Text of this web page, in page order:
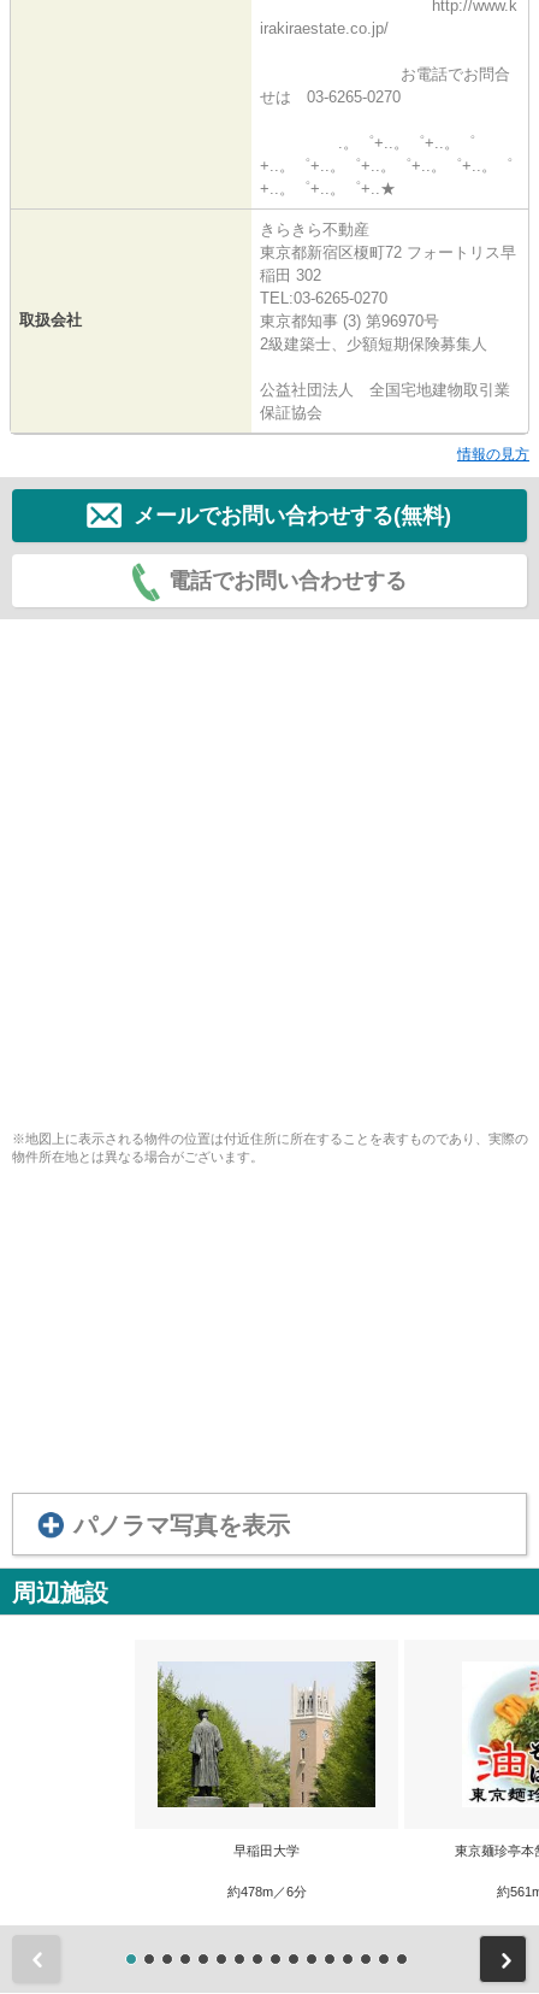
http://www.k
irakiraestate.co.jp/
お電話でお問合
せは 03-6265-0270
.。゜+..。゜+..。゜
+..。゜+..。゜+..。゜+..。゜+..。゜
+..。゜+..。゜+..★
取扱会社
きらきら不動産
東京都新宿区榎町72 フォートリス早
稲田 302
TEL:03-6265-0270
東京都知事 (3) 第96970号
2級建築士、少額短期保険募集人
公益社団法人 全国宅地建物取引業
保証協会
情報の見方
メールでお問い合わせする(無料)
電話でお問い合わせする
※地図上に表示される物件の位置は付近住所に所在することを表すものであり、実際の
物件所在地とは異なる場合がございます。
パノラマ写真を表示
周辺施設
早稲田大学
約478m／6分
東京麺珍亭本
約